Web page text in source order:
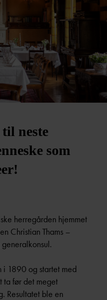
neste
som
herregården hjemmet
Christian Thams –
i 1890 og startet med
ta før det meget
Resultatet ble en